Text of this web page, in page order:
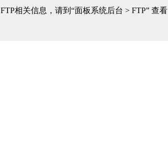
FTP相关信息，请到“面板系统后台 > FTP” 查看